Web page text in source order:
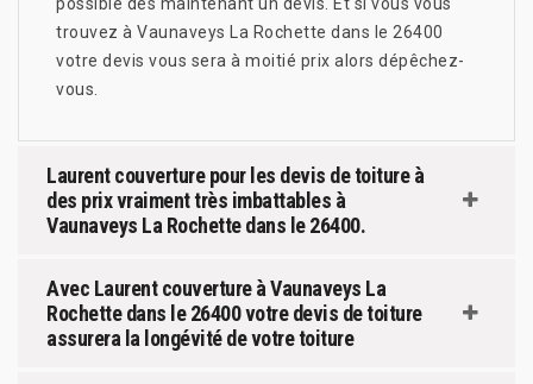
trouvez à Vaunaveys La Rochette dans le 26400
votre devis vous sera à moitié prix alors dépêchez-
vous.
Laurent couverture pour les devis de toiture à
des prix vraiment très imbattables à
Vaunaveys La Rochette dans le 26400.
Avec Laurent couverture à Vaunaveys La
Rochette dans le 26400 votre devis de toiture
assurera la longévité de votre toiture